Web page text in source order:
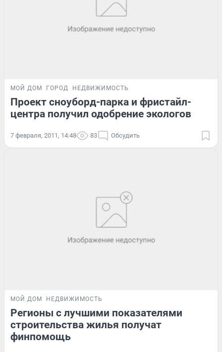
МОЙ ДОМ ГОРОД НЕДВИЖИМОСТЬ
Проект сноуборд-парка и фристайл-
центра получил одобрение экологов
7 февраля, 2011, 14:48 83 Обсудить
МОЙ ДОМ НЕДВИЖИМОСТЬ
Регионы с лучшими показателями
строительства жилья получат
финпомощь